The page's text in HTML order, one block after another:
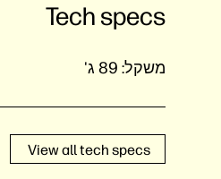
Tech specs
משקל: 89 ג'
View all tech specs